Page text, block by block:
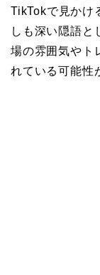
TikTokで見かけ
しも深い隠語と
場の雰囲気やト
れている可能性